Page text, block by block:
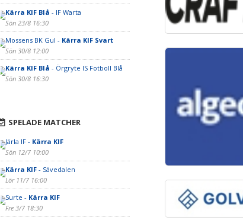
Kärra KIF Blå - IF Warta
Sön 23/8 16:30
Mossens BK Gul - Kärra KIF Svart
Sön 30/8 12:00
Kärra KIF Blå - Örgryte IS Fotboll Blå
Sön 30/8 16:30
SPELADE MATCHER
Järla IF - Kärra KIF
Sön 12/7 10:00
Kärra KIF- Sävedalen
Lör 11/7 16:00
Surte - Kärra KIF
Fre 3/7 18:30